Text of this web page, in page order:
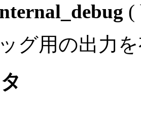
(
グ用の出力